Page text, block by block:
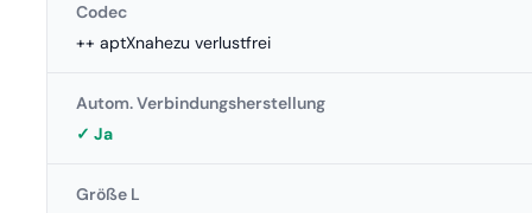
Codec
++ aptXnahezu verlustfrei
Autom. Verbindungsherstellung
✓ Ja
Größe L